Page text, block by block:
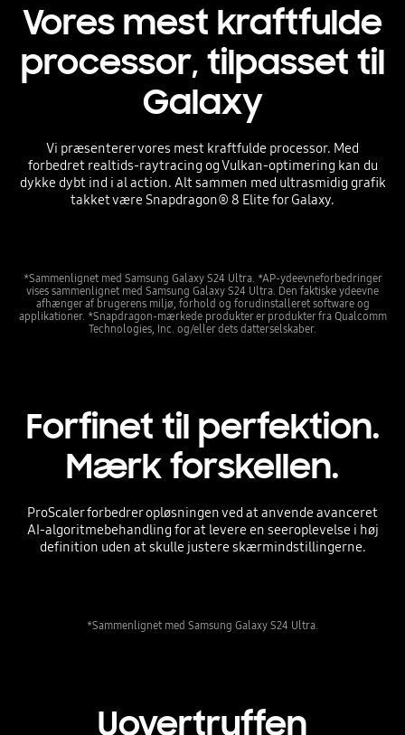
Vores mest kraftfulde
processor, tilpasset til
Galaxy
Vi præsenterer vores mest kraftfulde processor. Med
forbedret realtids-raytracing og Vulkan-optimering kan du
dykke dybt ind i al action. Alt sammen med ultrasmidig grafik
takket være Snapdragon® 8 Elite for Galaxy.
*Sammenlignet med Samsung Galaxy S24 Ultra. *AP-ydeevneforbedringer
vises sammenlignet med Samsung Galaxy S24 Ultra. Den faktiske ydeevne
afhænger af brugerens miljø, forhold og forudinstalleret software og
applikationer. *Snapdragon-mærkede produkter er produkter fra Qualcomm
Technologies, Inc. og/eller dets datterselskaber.
Forfinet til perfektion.
Mærk forskellen.
ProScaler forbedrer opløsningen ved at anvende avanceret
AI-algoritmebehandling for at levere en seeroplevelse i høj
definition uden at skulle justere skærmindstillingerne.
*Sammenlignet med Samsung Galaxy S24 Ultra.
Uovertruffen